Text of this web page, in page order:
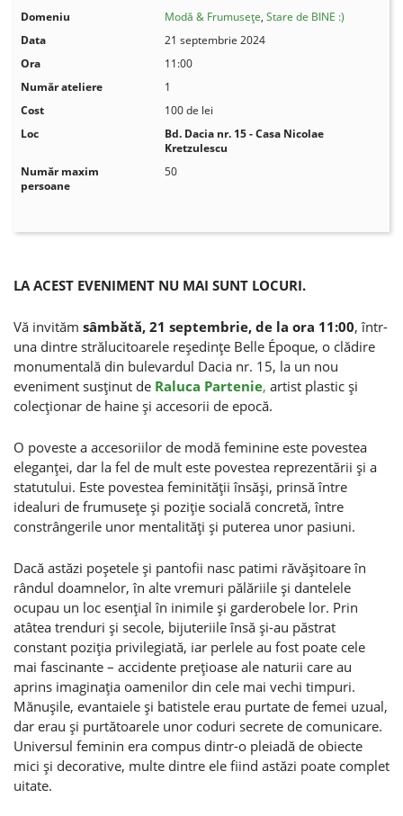
Domeniu Modă & Frumusețe,Stare de BINE :)
Data
21 septembrie 2024
Ora
11:00
Număr ateliere
1
Cost
100 de lei
Loc
Bd. Dacia nr. 15 - Casa Nicolae
Kretzulescu
Număr maxim
persoane
50
LA ACEST EVENIMENT NU MAI SUNT LOCURI.
Vă invităm sâmbătă, 21 septembrie, de la ora 11:00, într-
una dintre strălucitoarele reşedinţe Belle Époque, o clădire
monumentală din bulevardul Dacia nr. 15, la un nou
eveniment susţinut de Raluca Partenie, artist plastic şi
colecţionar de haine şi accesorii de epocă.
O poveste a accesoriilor de modă feminine este povestea
eleganţei, dar la fel de mult este povestea reprezentării şi a
statutului. Este povestea feminităţii însăşi, prinsă între
idealuri de frumuseţe şi poziţie socială concretă, între
constrângerile unor mentalităţi şi puterea unor pasiuni.
Dacă astăzi poşetele şi pantofii nasc patimi răvăşitoare în
rândul doamnelor, în alte vremuri pălăriile şi dantelele
ocupau un loc esenţial în inimile şi garderobele lor. Prin
atâtea trenduri şi secole, bijuteriile însă şi-au păstrat
constant poziţia privilegiată, iar perlele au fost poate cele
mai fascinante – accidente preţioase ale naturii care au
aprins imaginaţia oamenilor din cele mai vechi timpuri.
Mănuşile, evantaiele şi batistele erau purtate de femei uzual,
dar erau şi purtătoarele unor coduri secrete de comunicare.
Universul feminin era compus dintr-o pleiadă de obiecte
mici şi decorative, multe dintre ele fiind astăzi poate complet
uitate.